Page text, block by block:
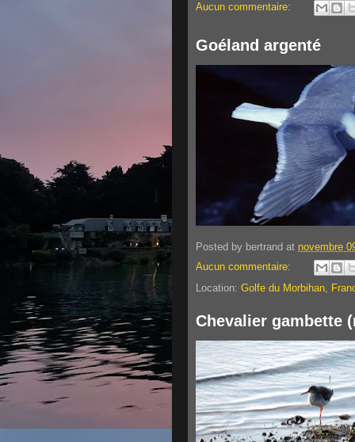
Aucun commentaire:
Goéland argenté
Posted by bertrand at novembre
Aucun commentaire:
Location: Golfe du Morbihan,
Chevalier gambette